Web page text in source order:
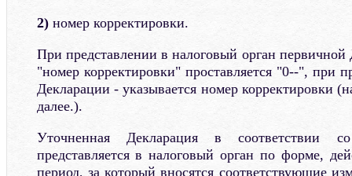
2)номер корректировки.
При представлении в налоговый орган первичной
"номер корректировки" проставляется "0--", при
Декларации - указывается номер корректировки
далее.).
Уточненная Декларация в соответствии
представляется в налоговый орган по форме,
период, за который вносятся соответствующие